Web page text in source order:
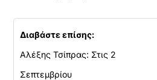
Διαβάστε επίσης:
Αλέξης Τσίπρας: Στις 2
Σεπτεμβρίου